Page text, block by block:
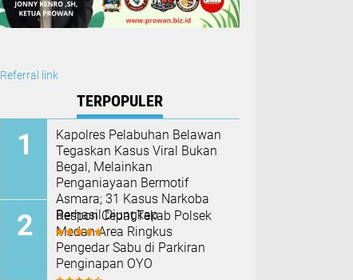
Referral link
TERPOPULER
Kapolres Pelabuhan Belawan
Tegaskan Kasus Viral Bukan
Begal, Melainkan
Penganiayaan Bermotif
Asmara; 31 Kasus Narkoba
Berhasil Diungkap
Respon Cepat,Tekab Polsek
Medan Area Ringkus
Pengedar Sabu di Parkiran
Penginapan OYO